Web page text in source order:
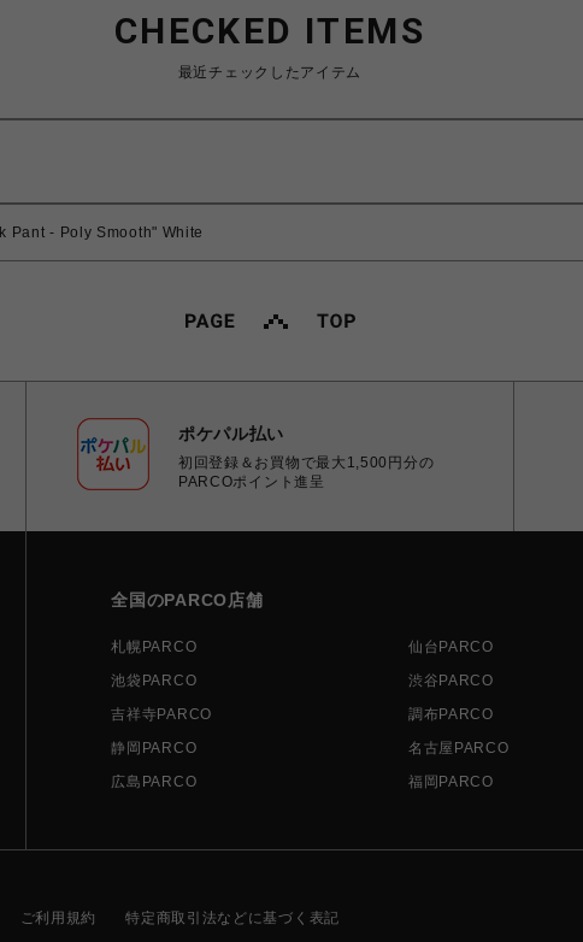
CHECKED ITEMS
最近チェックしたアイテム
Pant - Poly Smooth" White
ポケパル払い
初回登録＆お買物で最大1,500円分の
PARCOポイント進呈
全国のPARCO店舗
札幌PARCO 仙台PARCO
池袋PARCO
渋谷PARCO
吉祥寺PARCO
調布PARCO
静岡PARCO
名古屋PARCO
広島PARCO
福岡PARCO
ご利用規約 特定商取引法などに基づく表記